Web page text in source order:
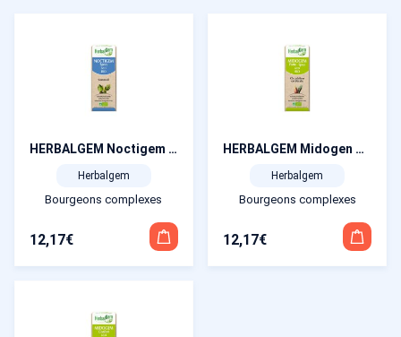
HERBALGEM Noctigem Spray GC11 Bio 15 ml
Herbalgem
Bourgeons complexes
12,17€
HERBALGEM Midogen Forte Spray GC11 Bio 15 ml
Herbalgem
Bourgeons complexes
12,17€